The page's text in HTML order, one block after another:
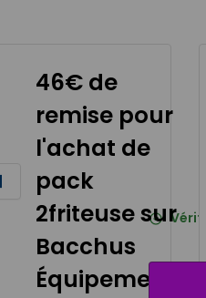
utilise
46€ de
remise pour
l'achat de
pack
2friteuse sur
Bacchus
Équipements
Vérifié